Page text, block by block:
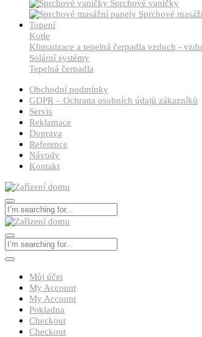
Sprchové vaničky
Sprchové
Topení
Kotle
Klimatizace a tepelná čerpadla vzduch -
Solární systémy
Tepelná čerpadla
Obchodní podmínky
GDPR – Ochrana osobních údajů zákazníků
Servis
Reklamace
Doprava
Reference
Návody
Kontakt
Můj účet
My Account
My Account
Pokladna
Checkout
Checkout